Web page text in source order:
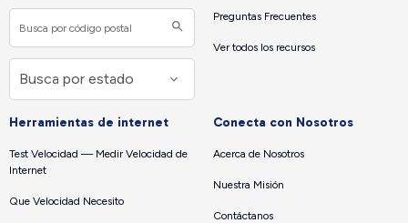
Preguntas Frecuentes
Ver todos los recursos
Herramientas de internet
Test Velocidad — Medir Velocidad de
Internet
Que Velocidad Necesito
Conecta con Nosotros
Acerca de Nosotros
Nuestra Misión
Contáctanos